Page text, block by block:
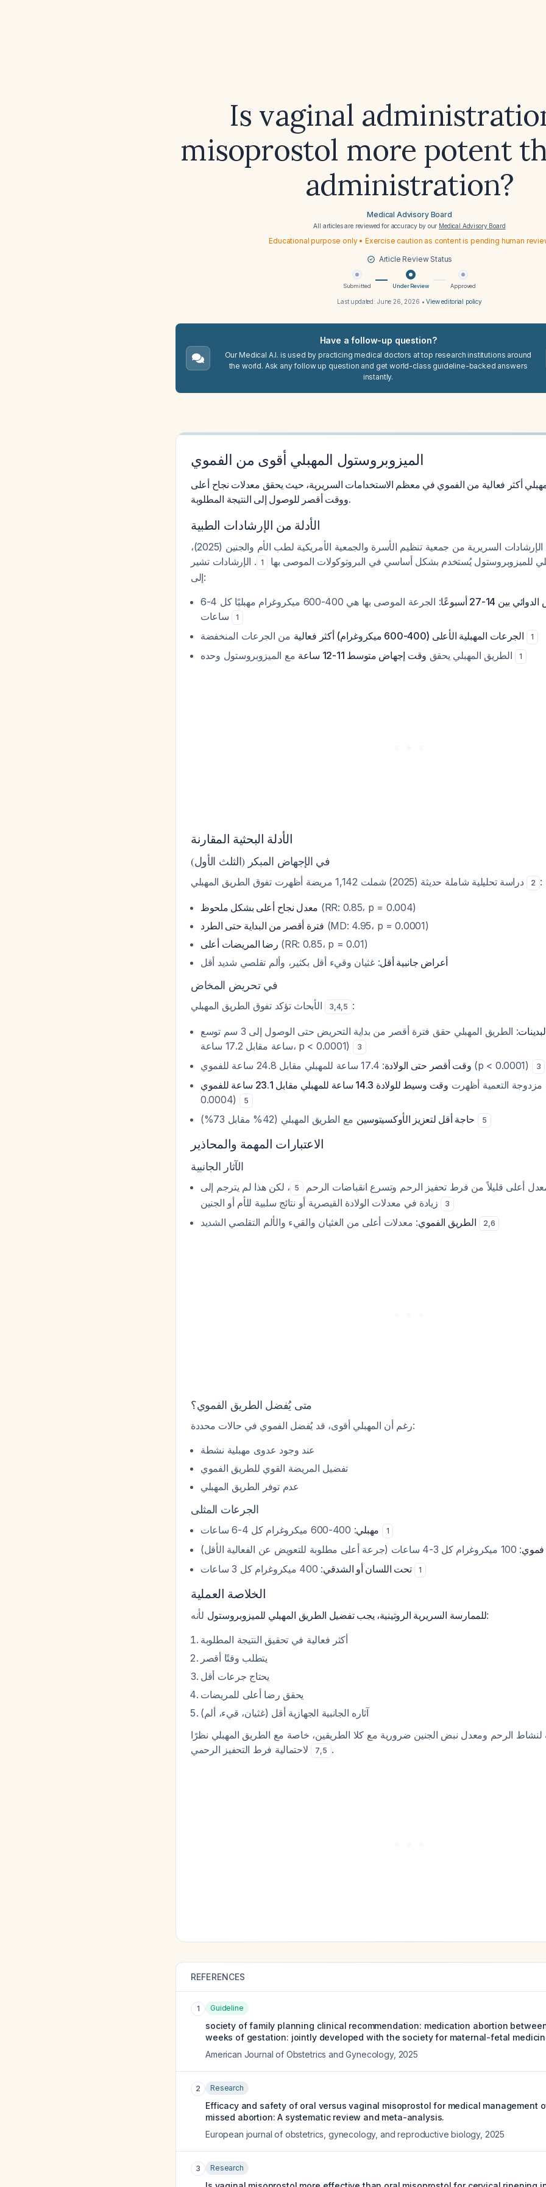
Is vaginal
misoprostol more potent
administration?
Medical Advisory Board
All articles are reviewed for accuracy by our Medical Advisory Board
Educational purpose only • Exercise caution as content is pending human
Article Review Status
Submitted Under Review Approved
Last updated: June 26, 2026 •View editorial policy
Have a follow-up question?
Our Medical A.I. is used by practicing medical doctors at top research institutions around
the world. Ask any follow up question and get world-class guideline-backed answers
instantly.
الميزوبروستول المهبلي أقوى من الفموي
أكثر فعالية من الفموي في معظم الاستخدامات السريرية، حيث يحقق معدلات نجاح أعلى
ووقت أقصر للوصول إلى النتيجة المطلوبة.
الأدلة من الإرشادات الطبية
استنادًا إلى أحدث الإرشادات السريرية من جمعية تنظيم الأسرة والجمعية الأمريكية لطب الأم والجنين (2025)،
للميزوبروستول يُستخدم بشكل أساسي في البروتوكولات الموصى بها
1 . الإرشادات تشير
إلى:
14-27 أسبوعًا
: الجرعة الموصى بها هي 400-600 ميكروغرام مهبليًا كل 4-6
1
الجرعات المهبلية الأعلى (400-600 ميكروغرام) أكثر فعالية 1
الطريق المهبلي يحقق وقت إجهاض متوسط 11-12 ساعة 1
الأدلة البحثية المقارنة
في الإجهاض المبكر (الثلث الأول)
دراسة تحليلية شاملة حديثة (2025) شملت 1,142 مريضة أظهرت تفوق الطريق المهبلي 2 :
معدل نجاح أعلى بشكل ملحوظ (RR: 0.85، p = 0.004)
فترة أقصر من البداية حتى الطرد (MD: 4.95، p = 0.0001)
رضا المريضات أعلى (RR: 0.85، p = 0.01)
أعراض جانبية أقل: غثيان وقيء أقل بكثير، وألم تقلصي شديد أقل
في تحريض المخاض
3,4,5 :
: الطريق المهبلي حقق فترة أقصر من بداية التحريض حتى الوصول إلى 3 سم توسع (10.5
ساعة مقابل 17.2 ساعة، p < 0.0001)
3
وقت أقصر حتى الولادة : 17.4 ساعة للمهبلي مقابل 24.8 ساعة للفموي (p < 0.0001) 3
مزدوجة التعمية أظهرت وقت وسيط للولادة 14.3 ساعة للمهبلي مقابل 23.1 ساعة للفموي
0.0004)
5
حاجة أقل لتعزيز الأوكسيتوسين 5
الاعتبارات المهمة والمحاذير
الآثار الجانبية
أعلى قليلاً من فرط تحفيز الرحم وتسرع انقباضات الرحم 5 ، لكن هذا لم يترجم إلى
3
الطريق الفموي 2,6
متى يُفضل الطريق الفموي؟
رغم أن المهبلي أقوى، قد يُفضل الفموي في حالات محددة:
عند وجود عدوى مهبلية نشطة
تفضيل المريضة القوي للطريق الفموي
عدم توفر الطريق المهبلي
الجرعات المثلى
مهبلي 1
فموي
تحت اللسان أو الشدقي: 400 ميكروغرام كل 3 ساعات 1
الخلاصة العملية
للممارسة السريرية الروتينية، يجب تفضيل الطريق المهبلي للميزوبروستوللأنه:
أكثر فعالية في تحقيق النتيجة المطلوبة
يتطلب وقتًا أقصر
يحتاج جرعات أقل
يحقق رضا أعلى للمريضات
آثاره الجانبية الجهازية أقل (غثيان، قيء، ألم)
لنشاط الرحم ومعدل نبض الجنين ضرورية مع كلا الطريقين، خاصة مع الطريق المهبلي نظرًا
7,5 .
REFERENCES
1 Guideline
society of family planning clinical recommendation: medication abortion
weeks of gestation: jointly developed with the society for maternal-fetal
American Journal of Obstetrics and Gynecology, 2025
2 Research
Efficacy and safety of oral versus vaginal misoprostol for medical management
missed abortion: A systematic review and meta-analysis.
European journal of obstetrics, gynecology, and reproductive biology, 2025
3 Research